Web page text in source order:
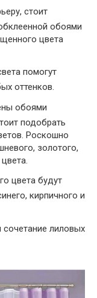
стоит
обоями
цвета
помогут
оттенков.
обоями
подобрать
Роскошно
золотого,
цвета будут
кирпичного и
лиловых